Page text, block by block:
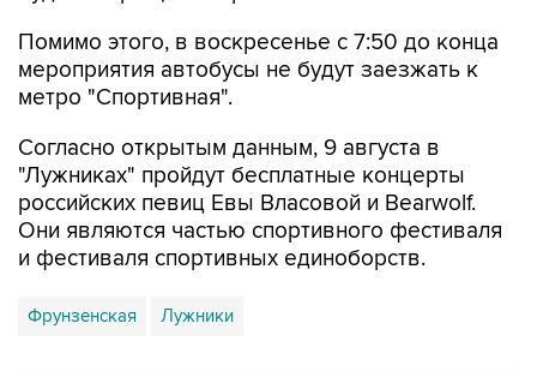
Помимо этого, в воскресенье с 7:50 до конца
мероприятия автобусы не будут заезжать к
метро "Спортивная".
Согласно открытым данным, 9 августа в
"Лужниках" пройдут бесплатные концерты
российских певиц Евы Власовой и Bearwolf.
Они являются частью спортивного фестиваля
и фестиваля спортивных единоборств.
Фрунзенская Лужники